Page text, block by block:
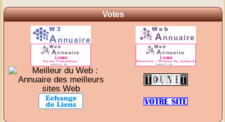
Votes